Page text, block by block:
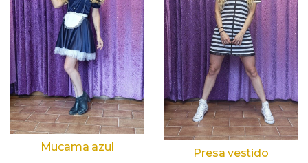
Mucama azul Presa vestido